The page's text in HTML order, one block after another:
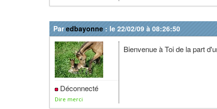
Paredbayonne : le 22/02/09 à 08:26:50
Déconnecté
Dire merci
Bienvenue à Toi de la part